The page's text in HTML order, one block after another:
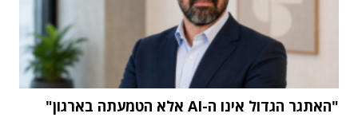
"האתגר הגדול אינו ה-AI אלא הטמעתה בארגון"